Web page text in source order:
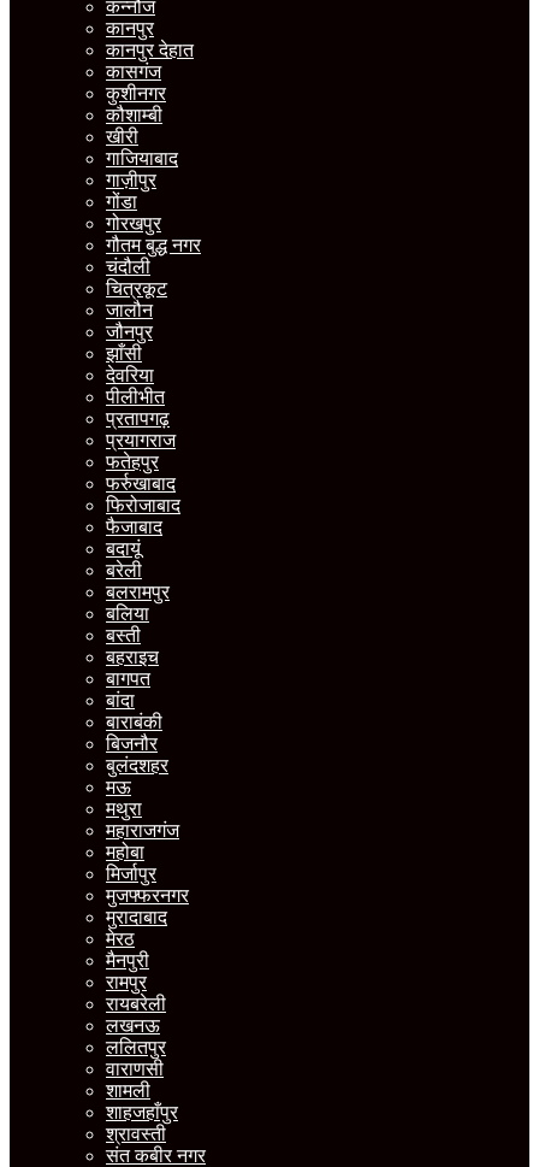
कन्नौज
कानपुर
कानपुर देहात
कासगंज
कुशीनगर
कौशाम्बी
खीरी
गाजियाबाद
गाज़ीपुर
गोंडा
गोरखपुर
गौतम बुद्ध नगर
चंदौली
चित्रकूट
जालौन
जौनपुर
झाँसी
देवरिया
पीलीभीत
प्रतापगढ़
प्रयागराज
फतेहपुर
फर्रुखाबाद
फिरोजाबाद
फैजाबाद
बदायूं
बरेली
बलरामपुर
बलिया
बस्ती
बहराइच
बागपत
बांदा
बाराबंकी
बिजनौर
बुलंदशहर
मऊ
मथुरा
महाराजगंज
महोबा
मिर्जापुर
मुजफ्फरनगर
मुरादाबाद
मेरठ
मैनपुरी
रामपुर
रायबरेली
लखनऊ
ललितपुर
वाराणसी
शामली
शाहजहाँपुर
श्रावस्ती
संत कबीर नगर